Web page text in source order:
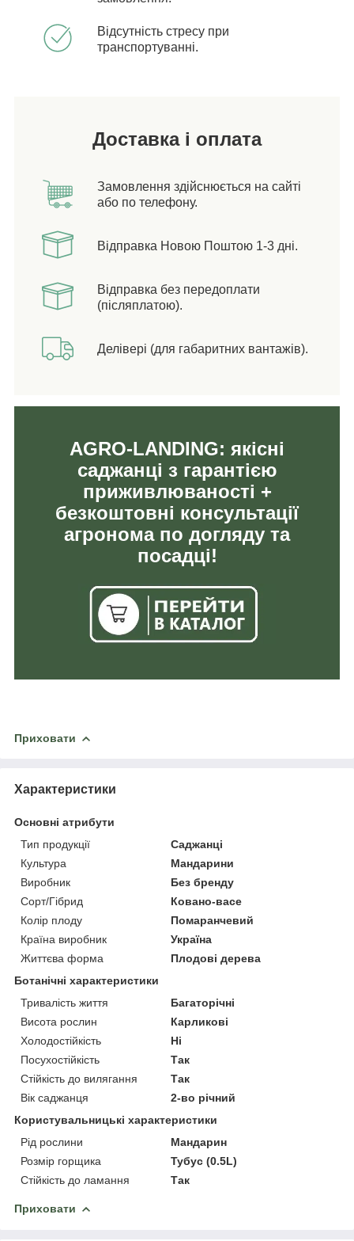
Відсутність стресу при
транспортуванні.
Доставка і оплата
Замовлення здійснюється на сайті
або по телефону.
Відправка Новою Поштою 1-3 дні.
Відправка без передоплати
(післяплатою).
Делівері (для габаритних вантажів).
AGRO-LANDING: якісні
саджанці з гарантією
приживлюваності +
безкоштовні консультації
агронома по догляду та
посадці!
Приховати
Характеристики
Основні атрибути
Тип продукції
Саджанці
Культура
Мандарини
Виробник
Без бренду
Сорт/Гібрид
Ковано-васе
Колір плоду
Помаранчевий
Країна виробник
Україна
Життєва форма
Плодові дерева
Ботанічні характеристики
Тривалість життя
Багаторічні
Висота рослин
Карликові
Холодостійкість
Ні
Посухостійкість
Так
Стійкість до вилягання
Так
Вік саджанця
2-во річний
Користувальницькі характеристики
Рід рослини
Мандарин
Розмір горщика
Тубус (0.5L)
Стійкість до ламання
Так
Приховати